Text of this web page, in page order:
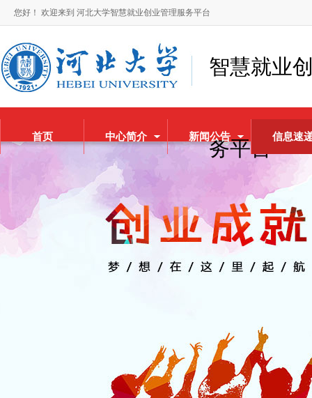
您好！ 欢迎来到 河北大学智慧就业创业管理服务平台
智慧就业
务平台
首页 中心简介 新闻公告 信息速